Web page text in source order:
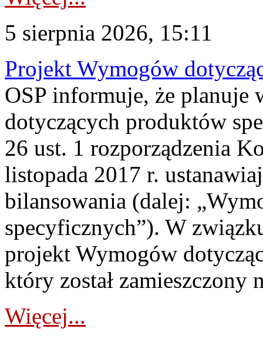
5 sierpnia 2026, 15:11
Projekt Wymogów
OSP informuje, że planuje
dotyczących produktów
26 ust. 1 rozporządzenia
listopada 2017 r.
bilansowania (dalej:
specyficznych”). W
projekt Wymogów
który został zamieszczony
Więcej...